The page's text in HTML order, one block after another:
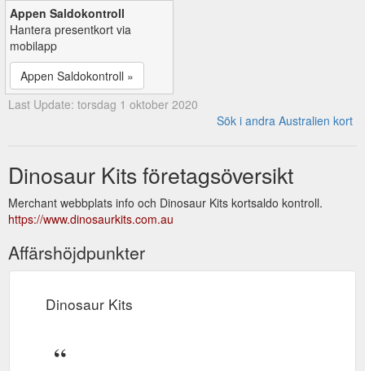
Appen Saldokontroll
Hantera presentkort via
mobilapp
Appen Saldokontroll »
Last Update: torsdag 1 oktober 2020
Sök i andra Australien kort
Dinosaur Kits företagsöversikt
Merchant webbplats info och Dinosaur Kits kortsaldo kontroll.
https://www.dinosaurkits.com.au
Affärshöjdpunkter
Dinosaur Kits